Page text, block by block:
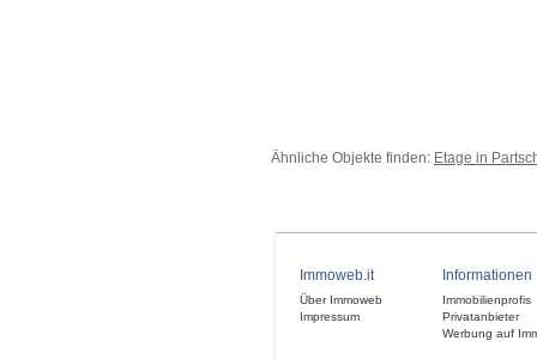
Ähnliche Objekte finden: Etage in
Immoweb.it
Über Immoweb
Impressum
Informationen
Immobilienprofis
Privatanbieter
Werbung auf